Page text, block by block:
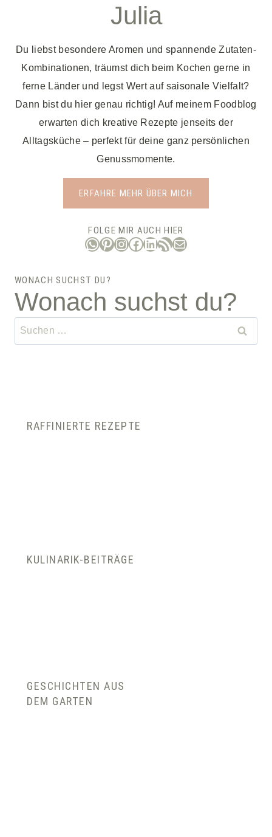
Julia
Du liebst besondere Aromen und spannende Zutaten-
Kombinationen, träumst dich beim Kochen gerne in
ferne Länder und legst Wert auf saisonale Vielfalt?
Dann bist du hier genau richtig! Auf meinem Foodblog
erwarten dich kreative Rezepte jenseits der
Alltagsküche – perfekt für deine ganz persönlichen
Genussmomente.
ERFAHRE MEHR ÜBER MICH
FOLGE MIR AUCH HIER
WhatsApp
Pinterest
Instagram
Facebook
LinkedIn
RSS-Feed
E-Mail
WONACH SUCHST DU?
Wonach suchst du?
Suchen
nach:
RAFFINIERTE REZEPTE
KULINARIK-BEITRÄGE
GESCHICHTEN AUS
DEM GARTEN